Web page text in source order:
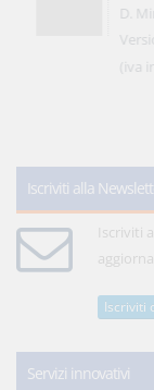
D.
(iva
Iscriviti alla
Iscriviti
Iscriviti
Servizi innovativi